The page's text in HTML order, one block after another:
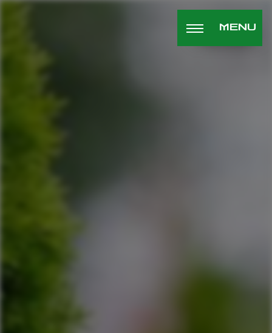
MENU
Panneau de gestion des cookies